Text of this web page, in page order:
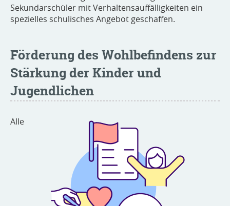
Sekundarschüler mit Verhaltensauffälligkeiten ein
spezielles schulisches Angebot geschaffen.
Förderung des Wohlbefindens zur
Stärkung der Kinder und
Jugendlichen
Alle